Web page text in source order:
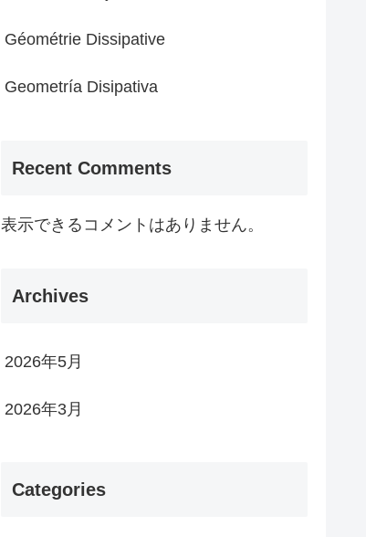
Géométrie Dissipative
Geometría Disipativa
Recent Comments
表示できるコメントはありません。
Archives
2026年5月
2026年3月
Categories